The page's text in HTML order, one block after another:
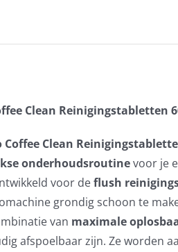
Clean Reinigingstabletten
Coffee Clean
onderhoudsroutinevoor je
voor deflush
grondig schoon te
van maximale
afspoelbaar zijn. Ze worden